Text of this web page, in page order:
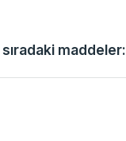
maddeler: